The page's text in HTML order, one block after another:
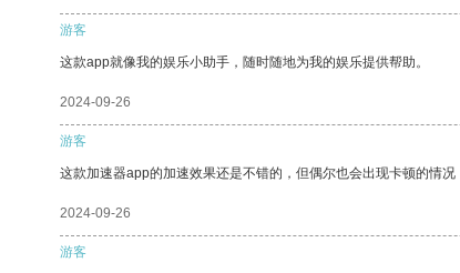
游客
这款app就像我的娱乐小助手，随时随地为我的娱乐提供帮助。
2024-09-26
游客
这款加速器app的加速效果还是不错的，但偶尔也会出现卡顿的情况
2024-09-26
游客